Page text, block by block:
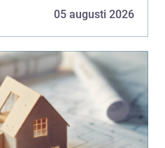
sekelskifteslägenheter
05 augusti 2026